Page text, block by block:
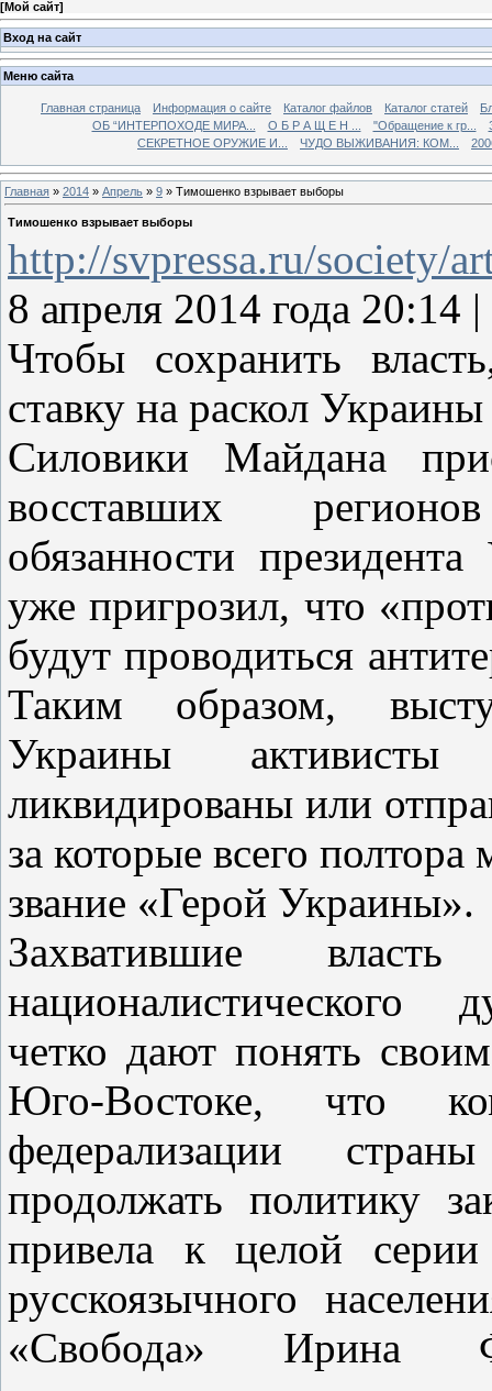
[Мой сайт]
Вход на сайт
Меню сайта
Главная страница Информация о сайте Каталог файлов Каталог статей
ОБ “ИНТЕРПОХОДЕ МИРА...
О Б Р А Щ Е Н ... "Обращение к гр...
СЕКРЕТНОЕ ОРУЖИЕ И...
ЧУДО ВЫЖИВАНИЯ: КОМ...
Главная » 2014 » Апрель » 9 » Тимошенко взрывает выборы
Тимошенко взрывает выборы
http://svpressa.ru/society/
8 апреля 2014 года
Чтобы сохранить
ставку на раскол Украины
Силовики Майдана
восставших
обязанности
уже пригрозил, что
будут проводиться
Таким образом,
Украины
ликвидированы или
за которые всего
звание «Герой Украины».
Захватившие власть
националистического
четко дают понять
Юго-Востоке, что
федерализации
продолжать политику
привела к целой серии
русскоязычного
«Свобода» Ирина